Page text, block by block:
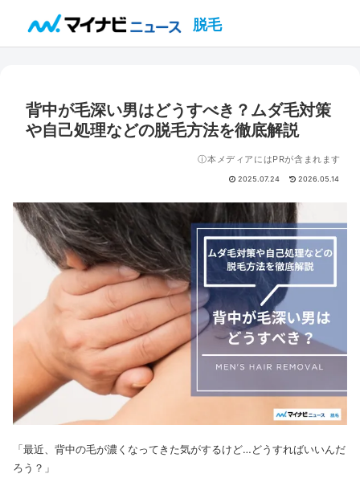
脱毛
背中が毛深い男はどうすべき？ムダ毛対策
や自己処理などの脱毛方法を徹底解説
ⓘ本メディアにはPRが含まれます
2025.07.24 2026.05.14
「最近、背中の毛が濃くなってきた気がするけど…どうすればいいんだ
ろう？」